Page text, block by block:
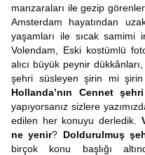
manzaraları ile gezip
Amsterdam hayatından
yaşamları ile sıcak samimi
Volendam, Eski kostümlü
alıcı büyük peynir
şehri süsleyen şirin mi
Hollanda’nın Cennet şehri
yapıyorsanız sizlere
edilen her konuyu derledik.
ne yenir? Doldurulmuş
birçok konu başlığı